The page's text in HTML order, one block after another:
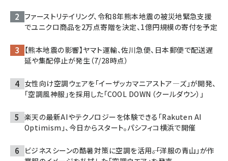
ファーストリテイリング、令和8年熊本地震の被災地緊急支援
でユニクロ商品を2万点寄贈を決定、1億円規模の寄付を予定
【熊本地震の影響】ヤマト運輸、佐川急便、日本郵便で配送遅
延や集配停止が発生（7/28時点）
女性向け空調ウェアを「イーザッカマニアストア―ズ」が開発、
「空調風神服」を採用した「COOL DOWN（クールダウン）」
楽天の最新AIやテクノロジーを体験できる「Rakuten AI
Optimism」、今日からスタート。パシフィコ横浜で開催
ビジネスシーンの酷暑対策に空調を活用――。「洋服の青山」が作